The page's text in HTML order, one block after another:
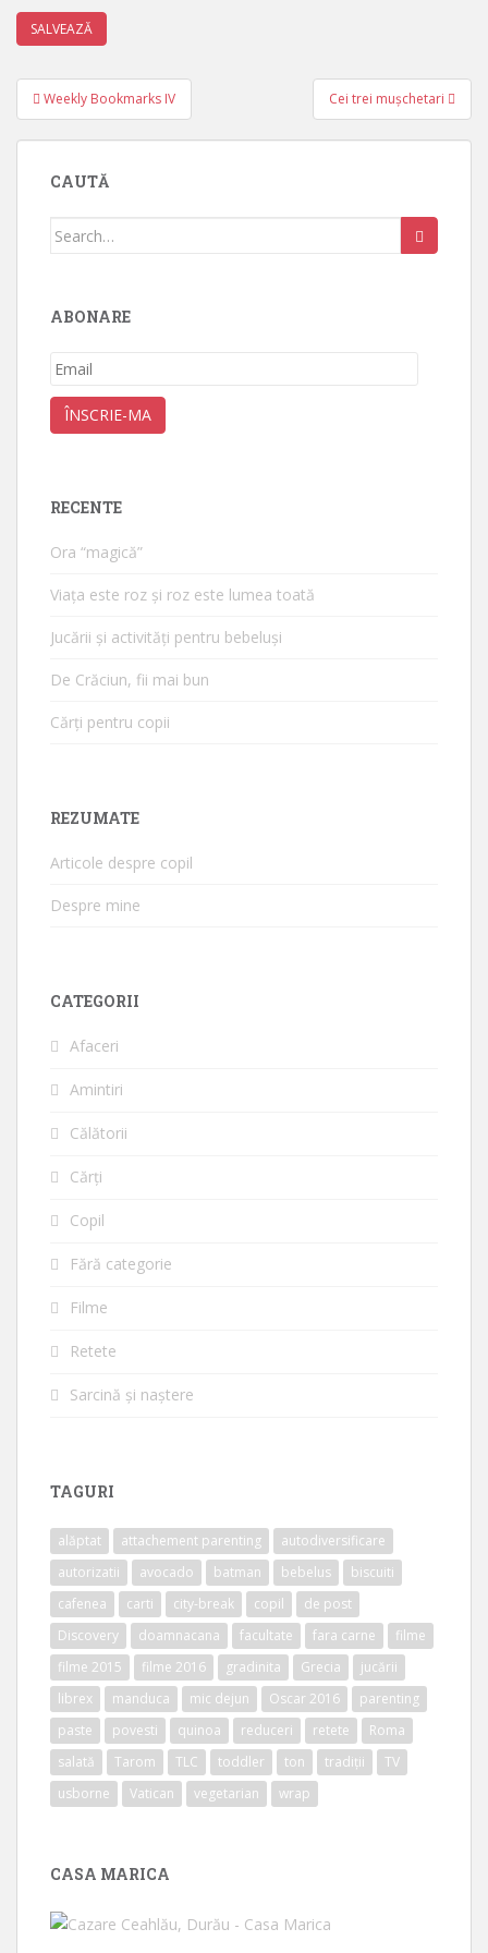
Post
navigation
Weekly Bookmarks IV Cei trei mușchetari
CAUTĂ
Search
ABONARE
Email
ÎNSCRIE-MA
RECENTE
Ora “magică”
Viața este roz și roz este lumea toată
Jucării și activități pentru bebeluși
De Crăciun, fii mai bun
Cărți pentru copii
REZUMATE
Articole despre copil
Despre mine
CATEGORII
Afaceri
Amintiri
Călătorii
Cărți
Copil
Fără categorie
Filme
Retete
Sarcină și naștere
TAGURI
alăptat attachement parenting
autodiversificare
autorizatii
avocado batman bebelus
biscuiti
cafenea
carti city-break copil
de post
Discovery
doamnacana facultate fara carne
filme
filme 2015
filme 2016 gradinita Grecia
jucării
librex
manduca mic dejun Oscar 2016
parenting
paste
povesti quinoa reduceri retete
Roma
salată
Tarom TLC toddler ton tradiții
TV
usborne
Vatican vegetarian wrap
CASA MARICA